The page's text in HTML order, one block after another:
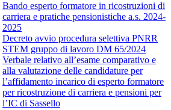
Bando esperto formatore in ricostruzioni di
carriera e pratiche pensionistiche a.s. 2024-
2025
Decreto avvio procedura selettiva PNRR
STEM gruppo di lavoro DM 65/2024
Verbale relativo all’esame comparativo e
alla valutazione delle candidature per
l’affidamento incarico di esperto formatore
per ricostruzione di carriera e pensioni per
l’IC di Sassello